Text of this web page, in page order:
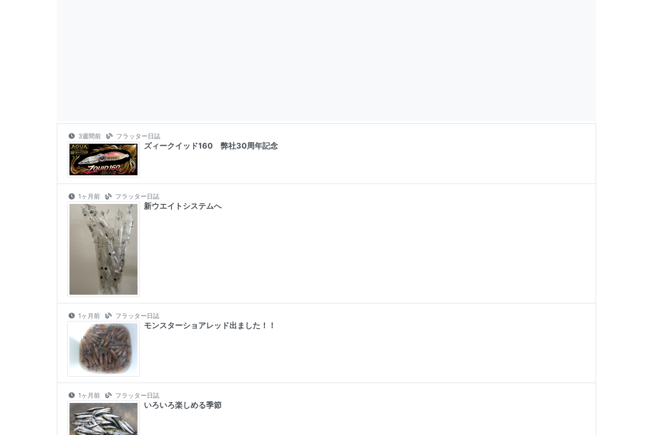
3週間前 フラッター日誌
ズィークイッド160 弊社30周年記念
1ヶ月前 フラッター日誌
新ウエイトシステムへ
1ヶ月前 フラッター日誌
モンスターショアレッド出ました！！
1ヶ月前 フラッター日誌
いろいろ楽しめる季節